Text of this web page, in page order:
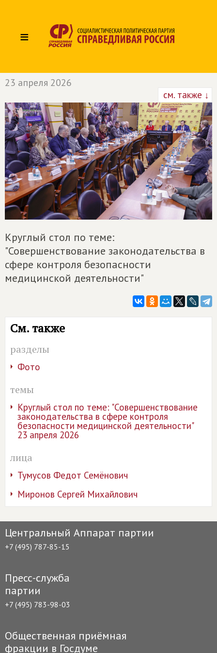
≡
23 апреля 2026
см. также ↓
Круглый стол по теме:
"Совершенствование законодательства в
сфере контроля безопасности
медицинской деятельности"
См. также
разделы
Фото
темы
Круглый стол по теме: "Совершенствование
законодательства в сфере контроля
безопасности медицинской деятельности"
23 апреля 2026
лица
Тумусов Федот Семёнович
Миронов Сергей Михайлович
Центральный Аппарат партии
+7 (495) 787-85-15
Пресс-служба
партии
+7 (495) 783-98-03
Общественная приёмная
фракции в Госдуме